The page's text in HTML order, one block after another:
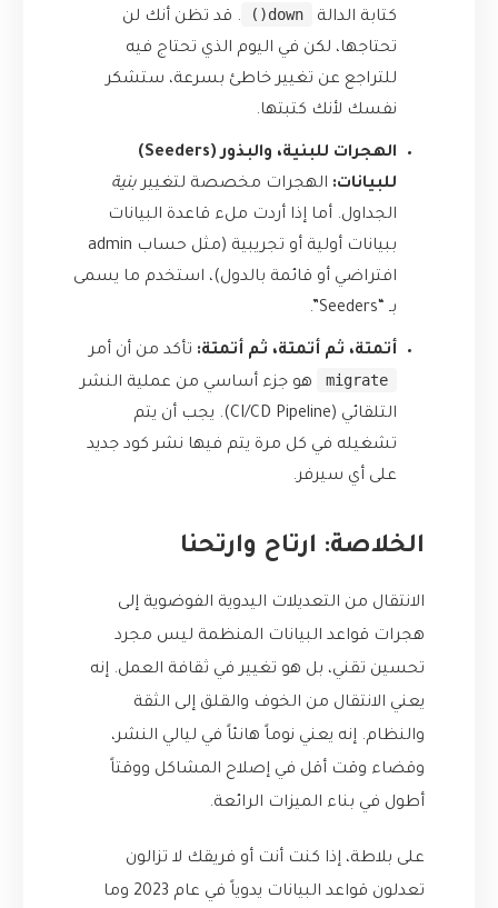
كتابة الدالة
down()
. قد تظن أنك لن
تحتاجها، لكن في اليوم الذي تحتاج فيه
للتراجع عن تغيير خاطئ بسرعة، ستشكر
نفسك لأنك كتبتها.
الهجرات للبنية، والبذور (Seeders)
للبيانات: الهجرات مخصصة لتغييربنية
الجداول. أما إذا أردت ملء قاعدة البيانات
ببيانات أولية أو تجريبية (مثل حساب admin
افتراضي أو قائمة بالدول)، استخدم ما يسمى
بـ “Seeders”.
أتمتة، ثم أتمتة، ثم أتمتة: تأكد من أن أمر
migrate
هو جزء أساسي من عملية النشر
التلقائي (CI/CD Pipeline). يجب أن يتم
تشغيله في كل مرة يتم فيها نشر كود جديد
على أي سيرفر.
الخلاصة: ارتاح وارتحنا
الانتقال من التعديلات اليدوية الفوضوية إلى
هجرات قواعد البيانات المنظمة ليس مجرد
تحسين تقني، بل هو تغيير في ثقافة العمل. إنه
يعني الانتقال من الخوف والقلق إلى الثقة
والنظام. إنه يعني نوماً هانئاً في ليالي النشر،
وقضاء وقت أقل في إصلاح المشاكل ووقتاً
أطول في بناء الميزات الرائعة.
على بلاطة، إذا كنت أنت أو فريقك لا تزالون
تعدلون قواعد البيانات يدوياً في عام 2023 وما